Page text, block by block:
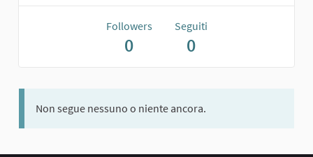
Followers
0
Seguiti
0
Non segue nessuno o niente ancora.